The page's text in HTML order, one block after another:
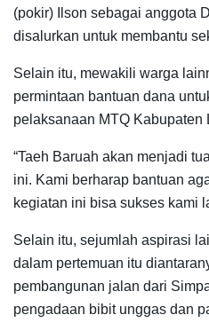
(pokir) Ilson sebagai anggota
disalurkan untuk membantu
Selain itu, mewakili warga
permintaan bantuan dana
pelaksanaan MTQ Kabupaten
“Taeh Baruah akan menjadi
ini. Kami berharap bantuan
kegiatan ini bisa sukses kami
Selain itu, sejumlah aspirasi
dalam pertemuan itu
pembangunan jalan dari
pengadaan bibit unggas dan